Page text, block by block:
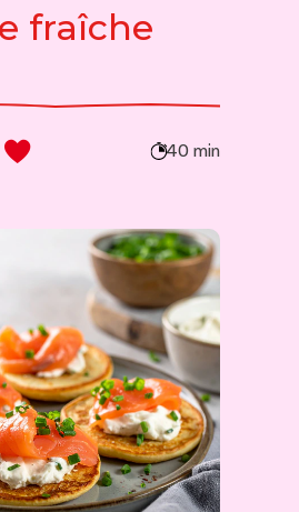
fraîche
40 min